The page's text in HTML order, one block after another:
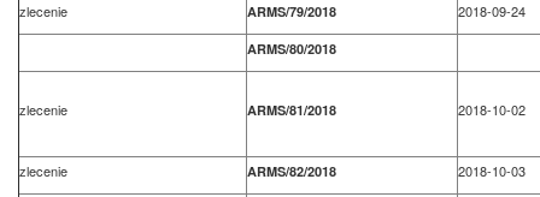
zlecenie ARMS/79/2018 2018-09-24
ARMS/80/2018
zlecenie ARMS/81/2018 2018-10-02
zlecenie ARMS/82/2018
2018-10-03